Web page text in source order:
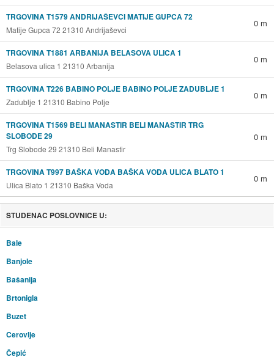
TRGOVINA T1579 ANDRIJAŠEVCI MATIJE GUPCA 72
Matije Gupca 72 21310 Andrijaševci
0 m
TRGOVINA T1881 ARBANIJA BELASOVA ULICA 1
Belasova ulica 1 21310 Arbanija
0 m
TRGOVINA T226 BABINO POLJE BABINO POLJE ZADUBLJE 1
Zadublje 1 21310 Babino Polje
0 m
TRGOVINA T1569 BELI MANASTIR BELI MANASTIR TRG
SLOBODE 29
Trg Slobode 29 21310 Beli Manastir
0 m
TRGOVINA T997 BAŠKA VODA BAŠKA VODA ULICA BLATO 1
Ulica Blato 1 21310 Baška Voda
0 m
STUDENAC POSLOVNICE U:
Bale
Banjole
Bašanija
Brtonigla
Buzet
Cerovlje
Čepić